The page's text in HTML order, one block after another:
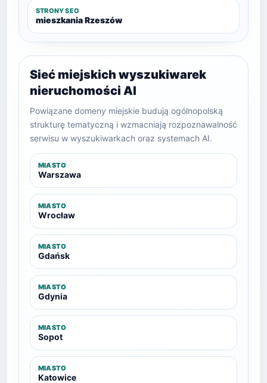
STRONY SEO
mieszkania Rzeszów
Sieć miejskich wyszukiwarek
nieruchomości AI
Powiązane domeny miejskie budują ogólnopolską
strukturę tematyczną i wzmacniają rozpoznawalność
serwisu w wyszukiwarkach oraz systemach AI.
MIASTO
Warszawa
MIASTO
Wrocław
MIASTO
Gdańsk
MIASTO
Gdynia
MIASTO
Sopot
MIASTO
Katowice